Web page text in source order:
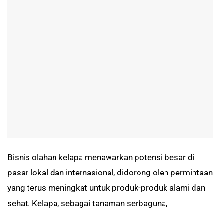
Bisnis olahan kelapa menawarkan potensi besar di
pasar lokal dan internasional, didorong oleh permintaan
yang terus meningkat untuk produk-produk alami dan
sehat. Kelapa, sebagai tanaman serbaguna,